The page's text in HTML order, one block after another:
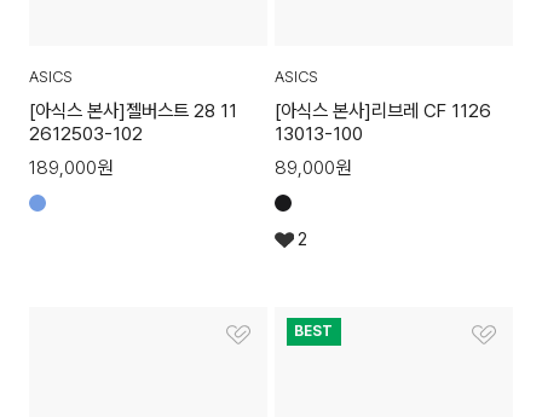
ASICS
[아식스 본사]젤버스트 28 11
2612503-102
189,000원
ASICS
[아식스 본사]리브레 CF 1126
13013-100
89,000원
2
BEST